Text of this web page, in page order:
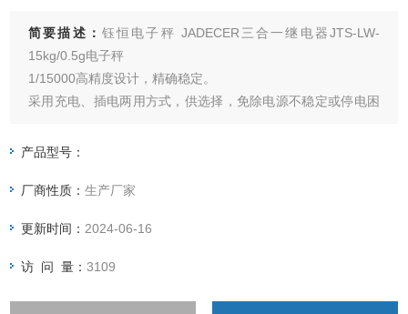
简要描述： 钰恒电子秤 JADECER三合一继电器JTS-LW-
15kg/0.5g电子秤
1/15000高精度设计，精确稳定。
采用充电、插电两用方式，供选择，免除电源不稳定或停电困
具有单点校正及三点校正功能，确保精准度。
境不同作调整。
产品型号：
厂商性质：生产厂家
更新时间： 2024-06-16
访 问 量：3109